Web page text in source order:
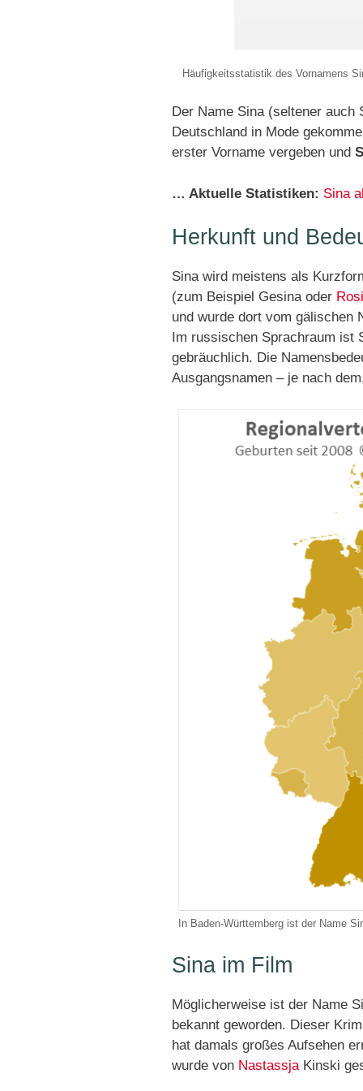
Häufigkeitsstatistik des Vornamens
Der Name Sina (seltener auch
Deutschland in Mode
erster Vorname vergeben und
… Aktuelle Statistiken: Sina
Herkunft und
Sina wird meistens als
(zum Beispiel Gesina oder
und wurde dort vom gälischen
Im russischen Sprachraum ist
gebräuchlich. Die
Ausgangsnamen – je nach
In Baden-Württemberg ist der Name
Sina im Film
Möglicherweise ist der Name
bekannt geworden. Dieser
hat damals großes Aufsehen
wurde von Nastassja Kinski